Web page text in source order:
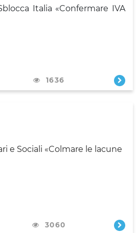
Italia «Confermare IVA
1636
e Sociali «Colmare le lacune
3060